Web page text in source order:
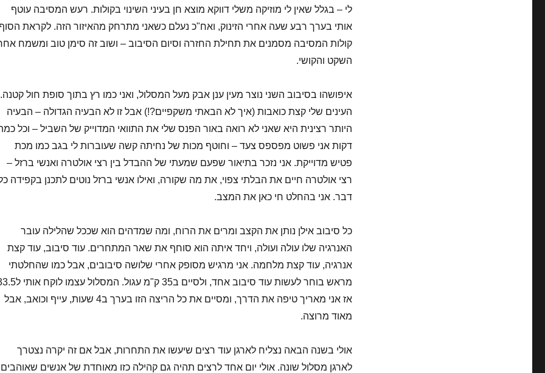
לי – בגלל שאין לי מוזיקה משלי דווקא מוצא חן בעיני השינוי בקולות. רעש המסיבה עוטף
אותי בערך רבע שעה אחרי הזינוק, ואח"כ נעלם כשאני מתרחק מהאיזור הזה. לקראת הסוף
קולות המסיבה מסמנים את תחילת החזרה וסיום הסיבוב – ושוב זה סימן טוב ומשמח
השקט והקושי.
איפושהו בסיבוב השני נוצר מעין ענן אבק מעל המסלול, ואני כמו רץ בתוך סופת חול קטנה.
העינים שלי קצת כואבות (איך לא הבאתי משקפיים?!) אבל זו לא הבעיה הגדולה – הבעיה
היותר רצינית היא שאני לא רואה באור הפנס שלי את התוואי המדוייק של השביל – וכל
דקות אני פשוט מפספס צעד – וחוטף מכות של נחיתה קשה שעוברות לי בגב כמו מכת
פטיש מדוייקת. אני נזכר בתיאור שפעם שמעתי של ההבדל בין רצי אולטרה ואנשי ברזל –
רצי אולטרה חיים את הבלתי צפוי, את מה שקורה, ואילו אנשי ברזל נוטים לתכנן בקפידה
דבר. אני בהחלט חי כאן את המצב.
כל סיבוב אילן נותן את הקצב ומרים את הרוח, ומה שמדהים הוא שככל שהלילה עובר
האנרגיה שלו עולה ועולה, ויחד איתה הוא סוחף את שאר המתחרים. עוד סיבוב, עוד קצת
אנרגיה, עוד קצת מלחמה. אני מרגיש מסופק אחרי שלושה סיבובים, אבל כמו שהחלטתי
אז אני מאריך טיפה את הדרך, ומסיים את כל הריצה הזו בערך ב4 שעות, עייף וכואב, אבל
מאוד מרוצה.
אולי בשנה הבאה נצליח לארגן עוד רצים שיעשו את התחרות, אבל אם זה יקרה נצטרך
לארגן מסלול שונה. אולי יום אחד לרצים תהיה גם קהילה כזו מאוחדת של אנשים שאוהבים